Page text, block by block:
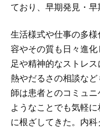
ており、早期発見・早
生活様式や仕事の多
容やその質も日々進
足や精神的なストレ
熱やだるさの相談な
師は患者とのコミュ
ようなことでも気軽
に根ざしてきた。内